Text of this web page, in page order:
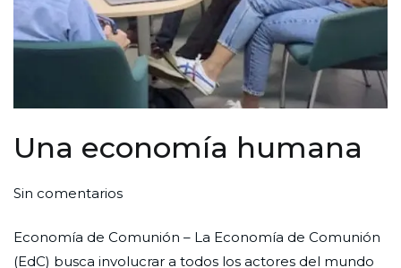
Una economía humana
Por
Ciudad
Publicada
29
Publicada
Cultura
Sin comentariosen
economía
Economía de Comunión – La Economía de Comunión
(EdC) busca involucrar a todos los actores del mundo